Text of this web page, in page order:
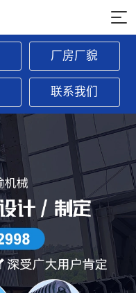
厂房厂貌
联系我们